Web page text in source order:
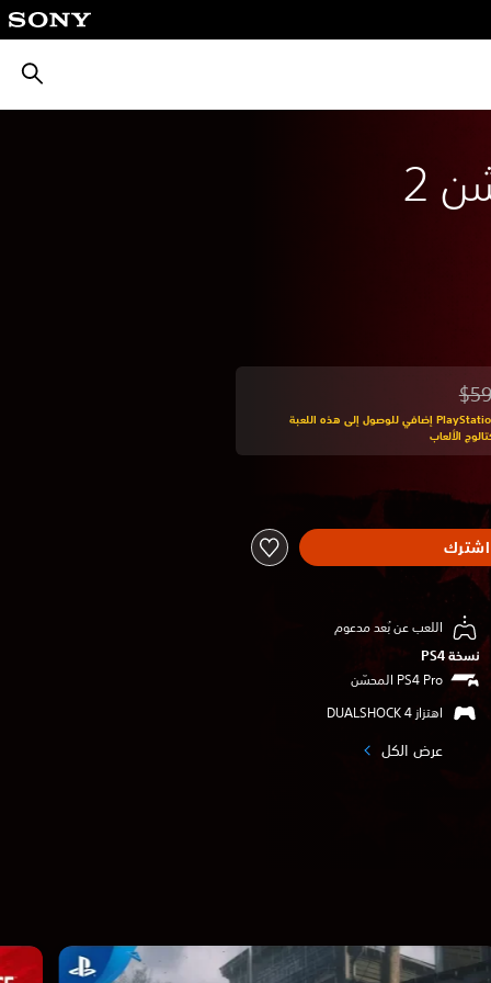
2
من السعر الأصلي البالغ $59.99‏
اشترك في PlayStation Plus إضافي للوصول إلى هذه اللعبة
الألعاب
اشترك
اللعب عن بُعد مدعوم
نسخة PS4‏
اهتزاز DUALSHOCK 4‏
عرض الكل